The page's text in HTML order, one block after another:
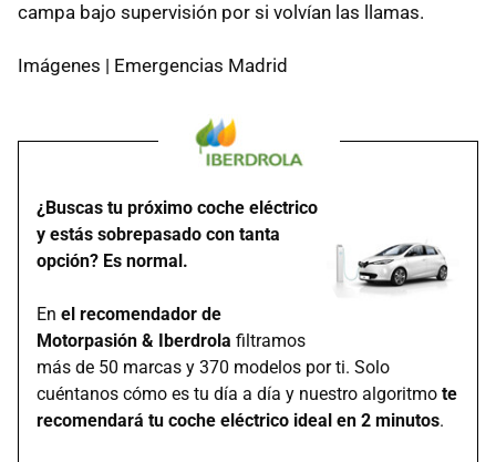
campa bajo supervisión por si volvían las llamas.
Imágenes | Emergencias Madrid
¿Buscas tu próximo coche eléctrico
y estás sobrepasado con tanta
opción? Es normal.
En el recomendador de
Motorpasión & Iberdrola filtramos
más de 50 marcas y 370 modelos por ti. Solo
cuéntanos cómo es tu día a día y nuestro algoritmo te
recomendará tu coche eléctrico ideal en 2 minutos.